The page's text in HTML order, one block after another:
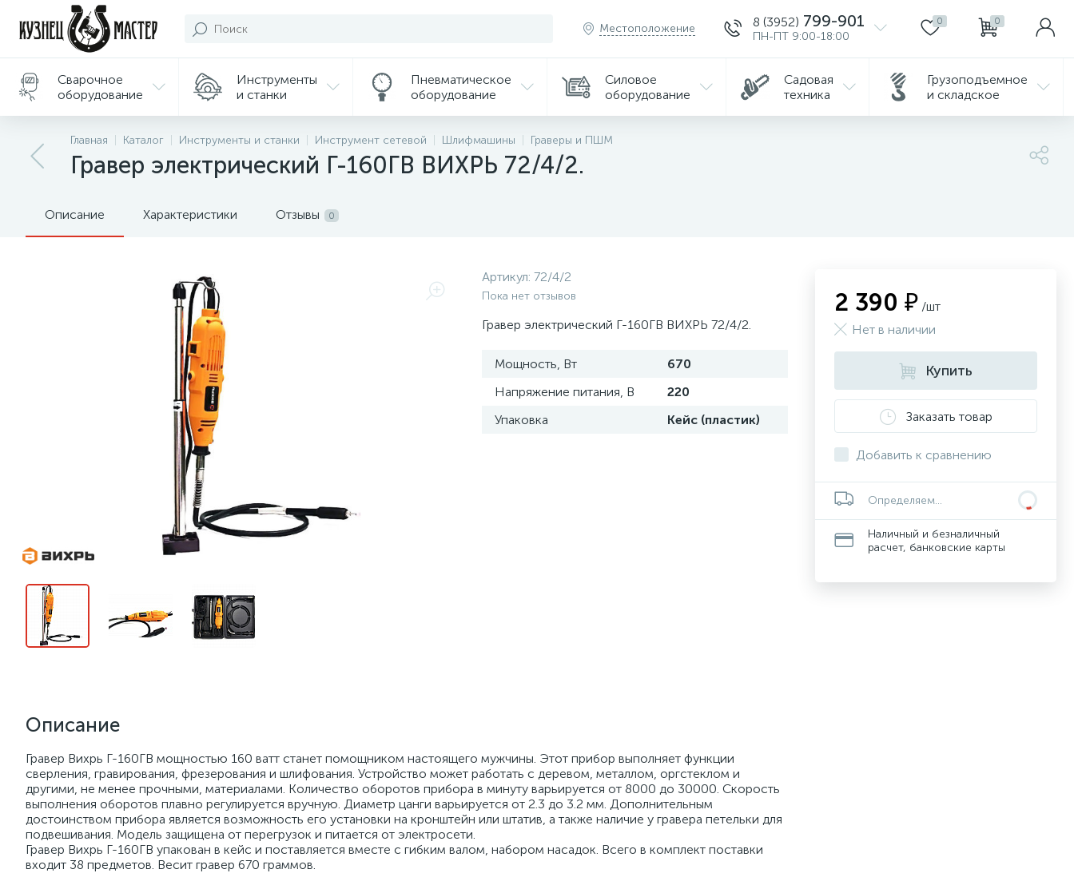
Местоположение 8 (3952) 799-901
ПН-ПТ 9:00-18:00
0 0
Сварочное
оборудование
Инструменты
и станки
Пневматическое
оборудование
Силовое
оборудование
Садовая
техника
Грузоподъемное
и складское
Подарки/
Сувениры
Главная Каталог Инструменты и станки Инструмент сетевой Шлифмашины Граверы и ПШМ
Гравер электрический Г-160ГВ ВИХРЬ 72/4/2.
Описание Характеристики Отзывы 0
Артикул: 72/4/2
Пока нет отзывов
Гравер электрический Г-160ГВ ВИХРЬ 72/4/2.
Мощность, Вт
670
Напряжение питания, В
220
Упаковка
Кейс (пластик)
Описание
Гравер Вихрь Г-160ГВ мощностью 160 ватт станет помощником настоящего мужчины. Этот прибор выполняет функции
сверления, гравирования, фрезерования и шлифования. Устройство может работать с деревом, металлом, оргстеклом и
другими, не менее прочными, материалами. Количество оборотов прибора в минуту варьируется от 8000 до 30000. Скорость
выполнения оборотов плавно регулируется вручную. Диаметр цанги варьируется от 2.3 до 3.2 мм. Дополнительным
достоинством прибора является возможность его установки на кронштейн или штатив, а также наличие у гравера петельки для
подвешивания. Модель защищена от перегрузок и питается от электросети.
Гравер Вихрь Г-160ГВ упакован в кейс и поставляется вместе с гибким валом, набором насадок. Всего в комплект поставки
входит 38 предметов. Весит гравер 670 граммов.
2 390 ₽ /шт
Нет в наличии
Купить
Заказать товар
Добавить к сравнению
Определяем...
Наличный и безналичный
расчет, банковские карты